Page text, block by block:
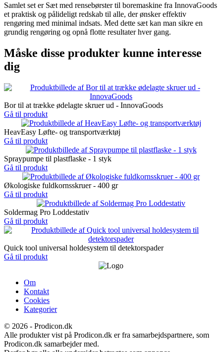
Samlet set er Sæt med rensebørster til boremaskine fra InnovaGoods
et praktisk og pålideligt redskab til alle, der ønsker effektiv
rengøring med minimal indsats. Med dette sæt kan man sikre en
grundig rengøring og opnå flotte resultater hver gang.
Måske disse produkter kunne interesse
dig
Bor til at trække ødelagte skruer ud - InnovaGoods
Gå til produkt
HeavEasy Løfte- og transportværktøj
Gå til produkt
Spraypumpe til plastflaske - 1 styk
Gå til produkt
Økologiske fuldkornsskruer - 400 gr
Gå til produkt
Soldermag Pro Loddestativ
Gå til produkt
Quick tool universal holdesystem til detektorspader
Gå til produkt
Om
Kontakt
Cookies
Kategorier
© 2026 - Prodicon.dk
Alle produkter vist på Prodicon.dk er fra samarbejdspartnere, som
Prodicon.dk samarbejder med.